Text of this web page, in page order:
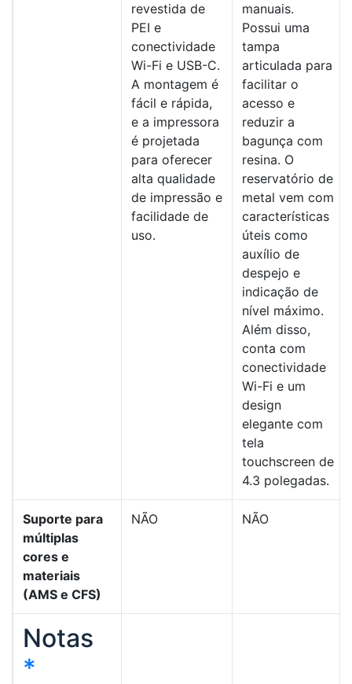
revestida de
PEI e
conectividade
Wi-Fi e USB-C.
A montagem é
fácil e rápida,
e a impressora
é projetada
para oferecer
alta qualidade
de impressão e
facilidade de
uso.
manuais.
Possui uma
tampa
articulada para
facilitar o
acesso e
reduzir a
bagunça com
resina. O
reservatório de
metal vem com
características
úteis como
auxílio de
despejo e
indicação de
nível máximo.
Além disso,
conta com
conectividade
Wi-Fi e um
design
elegante com
tela
touchscreen de
4.3 polegadas.
Suporte para
múltiplas
cores e
materiais
(AMS e CFS)
NÃO NÃO
Notas
*